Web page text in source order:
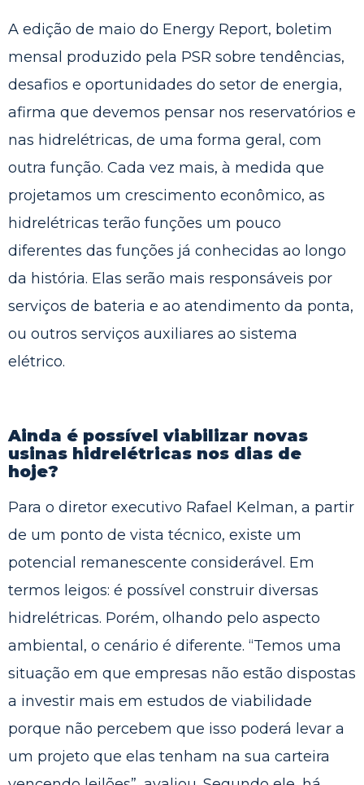
A edição de maio do Energy Report, boletim
mensal produzido pela PSR sobre tendências,
desafios e oportunidades do setor de energia,
afirma que devemos pensar nos reservatórios e
nas hidrelétricas, de uma forma geral, com
outra função. Cada vez mais, à medida que
projetamos um crescimento econômico, as
hidrelétricas terão funções um pouco
diferentes das funções já conhecidas ao longo
da história. Elas serão mais responsáveis por
serviços de bateria e ao atendimento da ponta,
ou outros serviços auxiliares ao sistema
elétrico.
Ainda é possível viabilizar novas
usinas hidrelétricas nos dias de
hoje?
Para o diretor executivo Rafael Kelman, a partir
de um ponto de vista técnico, existe um
potencial remanescente considerável. Em
termos leigos: é possível construir diversas
hidrelétricas. Porém, olhando pelo aspecto
ambiental, o cenário é diferente. “Temos uma
situação em que empresas não estão dispostas
a investir mais em estudos de viabilidade
porque não percebem que isso poderá levar a
um projeto que elas tenham na sua carteira